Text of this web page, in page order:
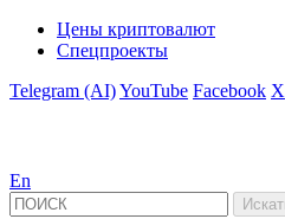
Цены криптовалют
Спецпроекты
Telegram (AI)YouTube Facebook X
En